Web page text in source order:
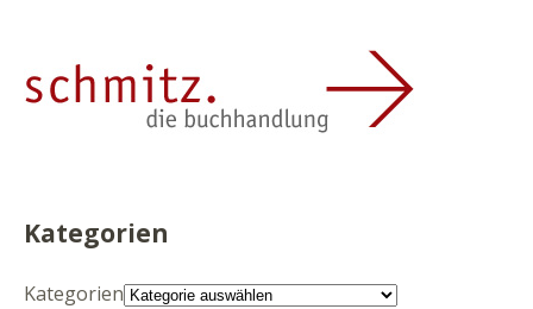
Kategorien
Kategorien